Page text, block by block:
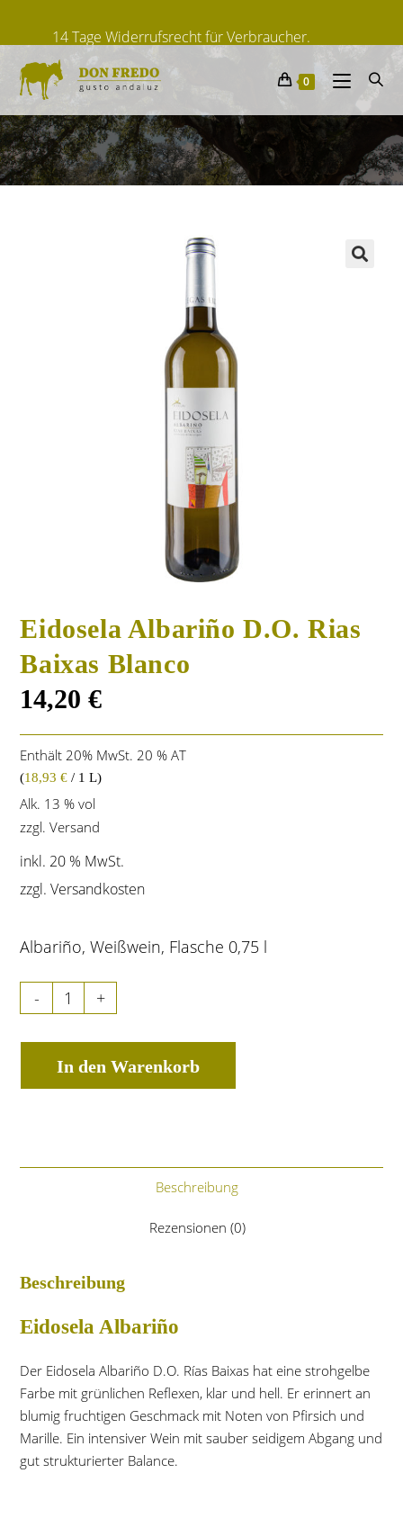
Von spanischen Herstellern
14 Tage Widerrufsrecht für Verbraucher.
0
Eidosela Albariño D.O. Rias
Baixas Blanco
14,20€
Enthält 20% MwSt. 20 % AT
(18,93€ / 1 L)
Alk. 13 % vol
zzgl.Versand
inkl. 20 % MwSt.
zzgl.Versandkosten
Albariño, Weißwein, Flasche 0,75 l
- +
In den Warenkorb
Beschreibung
Rezensionen (0)
Beschreibung
Eidosela Albariño
Der Eidosela Albariño D.O. Rías Baixas hat eine strohgelbe
Farbe mit grünlichen Reflexen, klar und hell. Er erinnert an
blumig fruchtigen Geschmack mit Noten von Pfirsich und
Marille. Ein intensiver Wein mit sauber seidigem Abgang und
gut strukturierter Balance.